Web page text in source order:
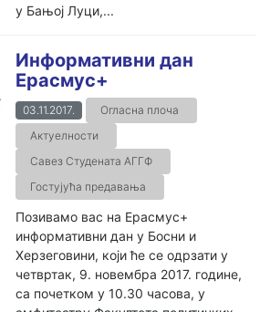
у Бањој Луци,...
Информативни дан
Ерасмус+
03.11.2017.
Огласна плоча
Актуелности
Савез Студената АГГФ
Гостујућа предавања
Позивамо вас на Ерасмус+
информативни дан у Босни и
Херзеговини, који ће се одрзати у
четвртак, 9. новембра 2017. године,
са почетком у 10.30 часова, у